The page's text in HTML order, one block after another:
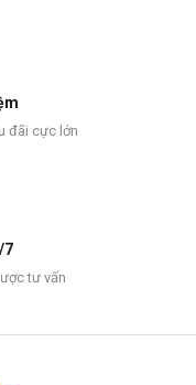
đãi cực lớn
7
tư vấn